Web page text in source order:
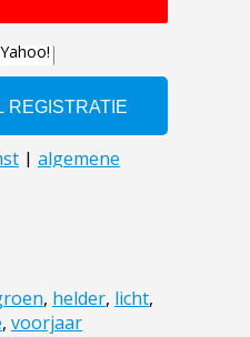
, helder, licht,
, voorjaar